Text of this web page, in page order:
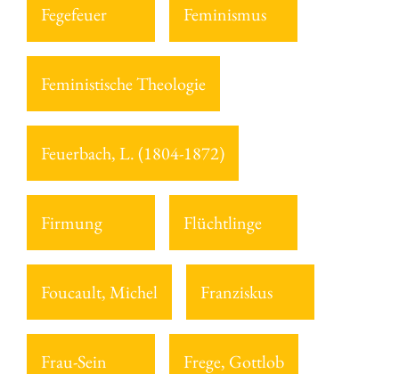
Fegefeuer Feminismus
Feministische Theologie
Feuerbach, L. (1804-1872)
Firmung Flüchtlinge
Foucault, Michel Franziskus
Frau-Sein Frege, Gottlob